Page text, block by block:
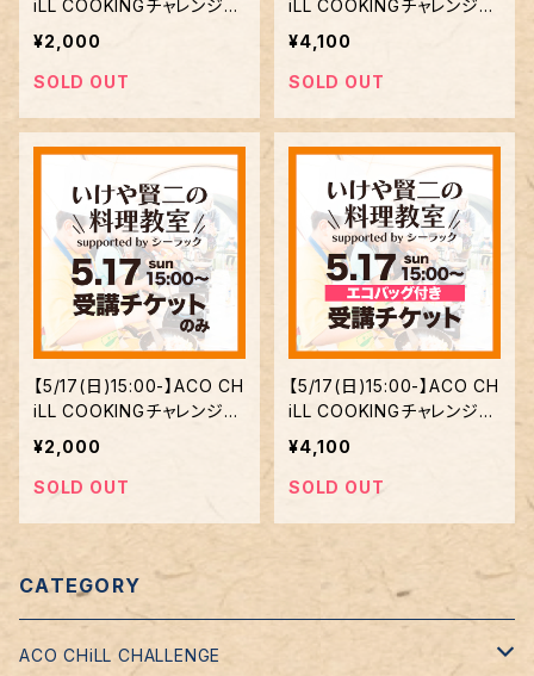
iLL COOKINGチャレンジ
いけや賢二の料理教室 sup
ported by シーラック【受
講のみ】
¥2,000
SOLD OUT
iLL COOKINGチャレンジ
いけや賢二の料理教室 sup
ported by シーラック【エ
コバッグ付】
¥4,100
SOLD OUT
【5/17(日)15:00-】ACO CH
iLL COOKINGチャレンジ
いけや賢二の料理教室 sup
ported by シーラック【受
講のみ】
¥2,000
SOLD OUT
【5/17(日)15:00-】ACO CH
iLL COOKINGチャレンジ
いけや賢二の料理教室 sup
ported by シーラック【エ
コバッグ付】
¥4,100
SOLD OUT
CATEGORY
ACO CHiLL CHALLENGE